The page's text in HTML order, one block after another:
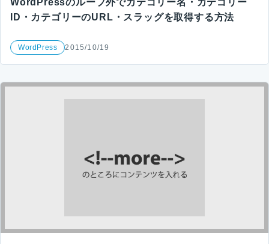
WordPressのループ外でカテゴリー名・カテゴリー
ID・カテゴリーのURL・スラッグを取得する方法
WordPress 2015/10/19